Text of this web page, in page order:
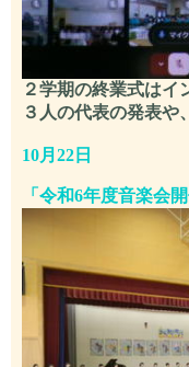
２学期の終業式は
３人の代表の発表や
10月22日
「 令和6年度音楽会開